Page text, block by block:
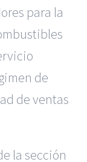
para la
de
de ventas
la sección